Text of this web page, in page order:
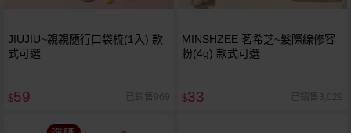
JIUJIU~親親隨行口袋梳(1入) 款
式可選
$59 已銷售969
MINSHZEE 茗希芝~髮際線修容
粉(4g) 款式可選
$33 已銷售3,029